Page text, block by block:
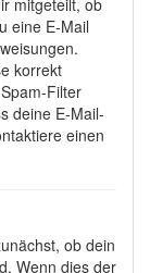
mitgeteilt, ob
eine E-Mail
korrekt
Filter
deine E-Mail-
einen
ob dein
Wenn dies der